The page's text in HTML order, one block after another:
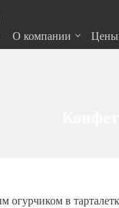
О компании Цены